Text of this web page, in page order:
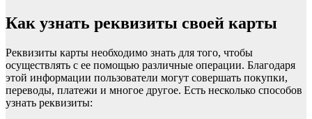
Как узнать реквизиты своей карты
Реквизиты карты необходимо знать для того, чтобы
осуществлять с ее помощью различные операции. Благодаря
этой информации пользователи могут совершать покупки,
переводы, платежи и многое другое. Есть несколько способов
узнать реквизиты: